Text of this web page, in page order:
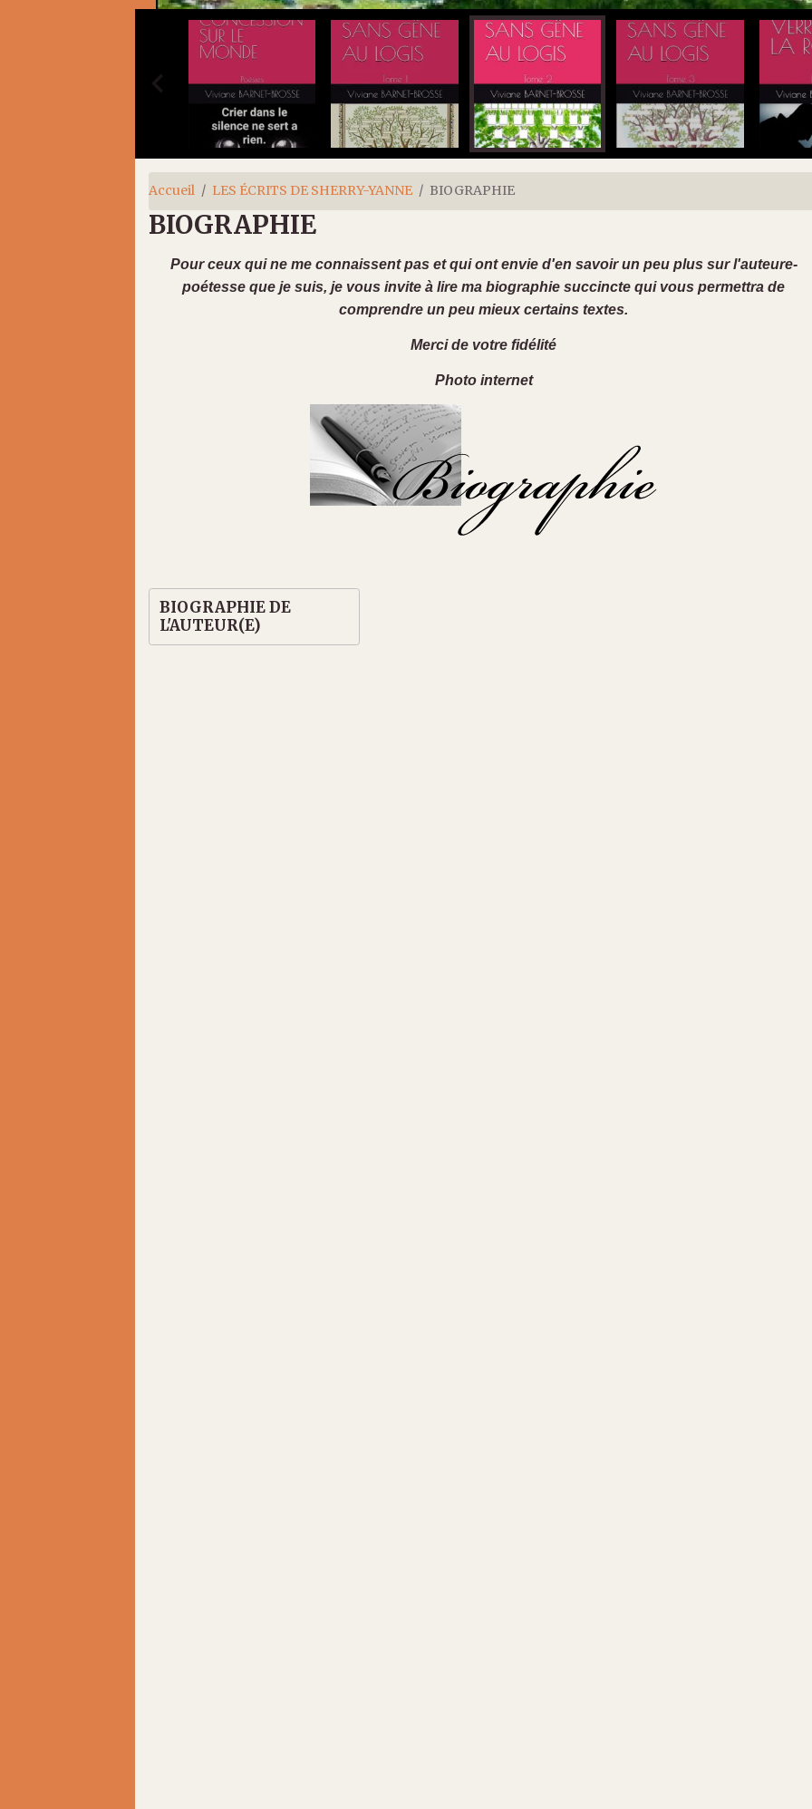
Accueil LES ÉCRITS DE SHERRY-YANNE BIOGRAPHIE
BIOGRAPHIE
Pour ceux qui ne me connaissent pas et qui ont envie d'en savoir un peu plus sur l'auteure-
poétesse que je suis, je vous invite à lire ma biographie succincte qui vous permettra de
comprendre un peu mieux certains textes.
Merci de votre fidélité
Photo internet
BIOGRAPHIE DE
L'AUTEUR(E)